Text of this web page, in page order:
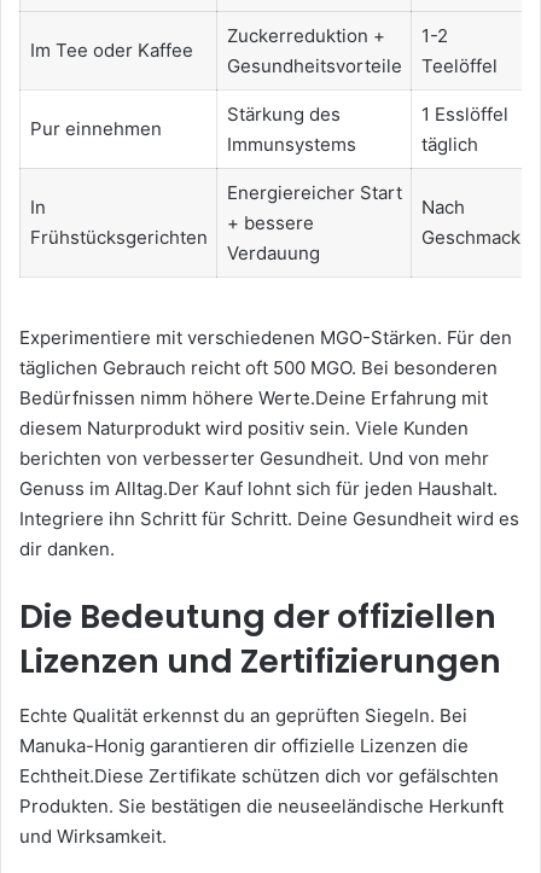
Im Tee oder Kaffee
Zuckerreduktion +
Gesundheitsvorteile
1-2
Teelöffel
Pur einnehmen
Stärkung des
Immunsystems
1 Esslöffel
täglich
In
Frühstücksgerichten
Energiereicher Start
+ bessere
Verdauung
Nach
Geschmack
Experimentiere mit verschiedenen MGO-Stärken. Für den
täglichen Gebrauch reicht oft 500 MGO. Bei besonderen
Bedürfnissen nimm höhere Werte.Deine Erfahrung mit
diesem Naturprodukt wird positiv sein. Viele Kunden
berichten von verbesserter Gesundheit. Und von mehr
Genuss im Alltag.Der Kauf lohnt sich für jeden Haushalt.
Integriere ihn Schritt für Schritt. Deine Gesundheit wird es
dir danken.
Die Bedeutung der offiziellen
Lizenzen und Zertifizierungen
Echte Qualität erkennst du an geprüften Siegeln. Bei
Manuka-Honig garantieren dir offizielle Lizenzen die
Echtheit.Diese Zertifikate schützen dich vor gefälschten
Produkten. Sie bestätigen die neuseeländische Herkunft
und Wirksamkeit.